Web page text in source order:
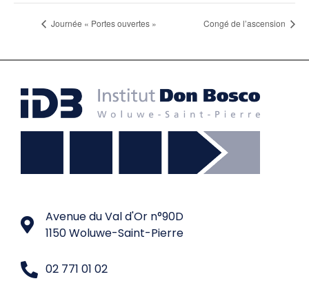
Journée « Portes ouvertes » Congé de l’ascension
Avenue du Val d'Or n°90D
1150 Woluwe-Saint-Pierre
02 771 01 02